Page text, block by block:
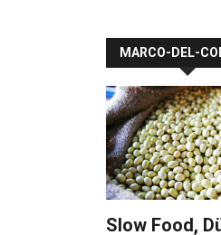
MARCO-DEL-
Slow Food,